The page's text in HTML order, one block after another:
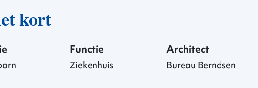
kort
Functie
Ziekenhuis
Architect
Bureau Berndsen